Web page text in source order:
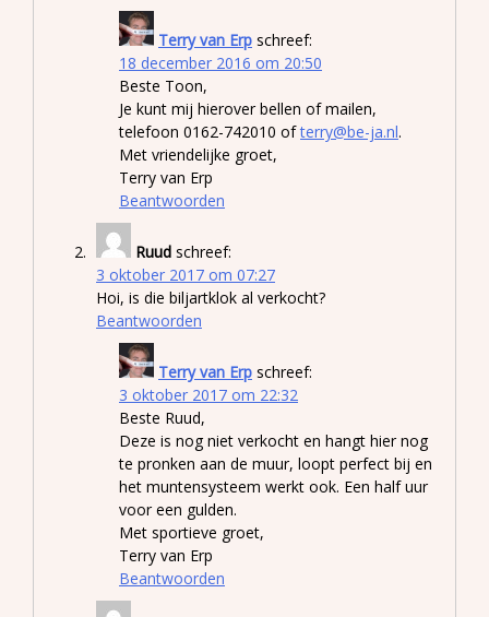
Terry van Erp schreef:
18 december 2016 om 20:50
Beste Toon,
Je kunt mij hierover bellen of mailen,
telefoon 0162-742010 ofterry@be-ja.nl.
Met vriendelijke groet,
Terry van Erp
Beantwoorden
Ruud schreef:
3 oktober 2017 om 07:27
Hoi, is die biljartklok al verkocht?
Beantwoorden
Terry van Erp schreef:
3 oktober 2017 om 22:32
Beste Ruud,
Deze is nog niet verkocht en hangt hier nog
te pronken aan de muur, loopt perfect bij en
het muntensysteem werkt ook. Een half uur
voor een gulden.
Met sportieve groet,
Terry van Erp
Beantwoorden